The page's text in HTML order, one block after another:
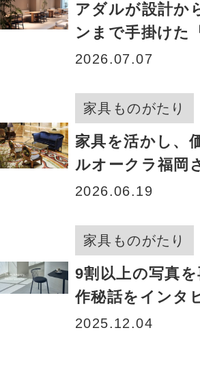
アダルが設計か
ンまで手掛けた
SQUARE」が
2026.07.07
家具ものがたり
家具を活かし、
ルオークラ福岡
の裏側
2026.06.19
家具ものがたり
9割以上の写真
作秘話をインタ
2025.12.04